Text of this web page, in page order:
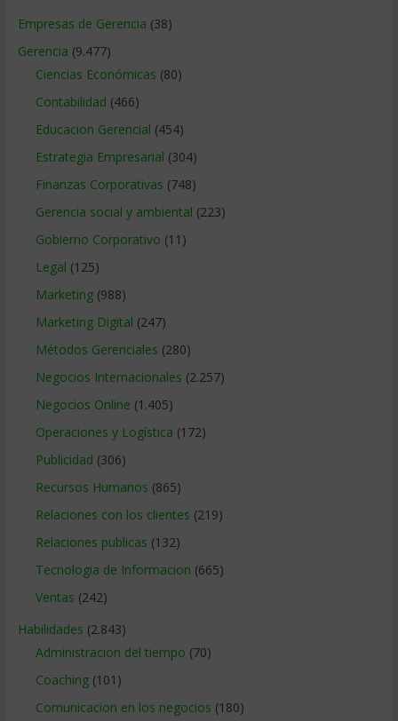
Empresas de Gerencia (38)
Gerencia (9.477)
Ciencias Económicas (80)
Contabilidad (466)
Educacion Gerencial (454)
Estrategia Empresarial (304)
Finanzas Corporativas (748)
Gerencia social y ambiental (223)
Gobierno Corporativo (11)
Legal (125)
Marketing(988)
Marketing Digital (247)
Métodos Gerenciales (280)
Negocios Internacionales (2.257)
Negocios Online (1.405)
Operaciones y Logística (172)
Publicidad (306)
Recursos Humanos (865)
Relaciones con los clientes (219)
Relaciones publicas (132)
Tecnologia de Informacion (665)
Ventas (242)
Habilidades (2.843)
Administracion del tiempo (70)
Coaching(101)
Comunicacion en los negocios (180)